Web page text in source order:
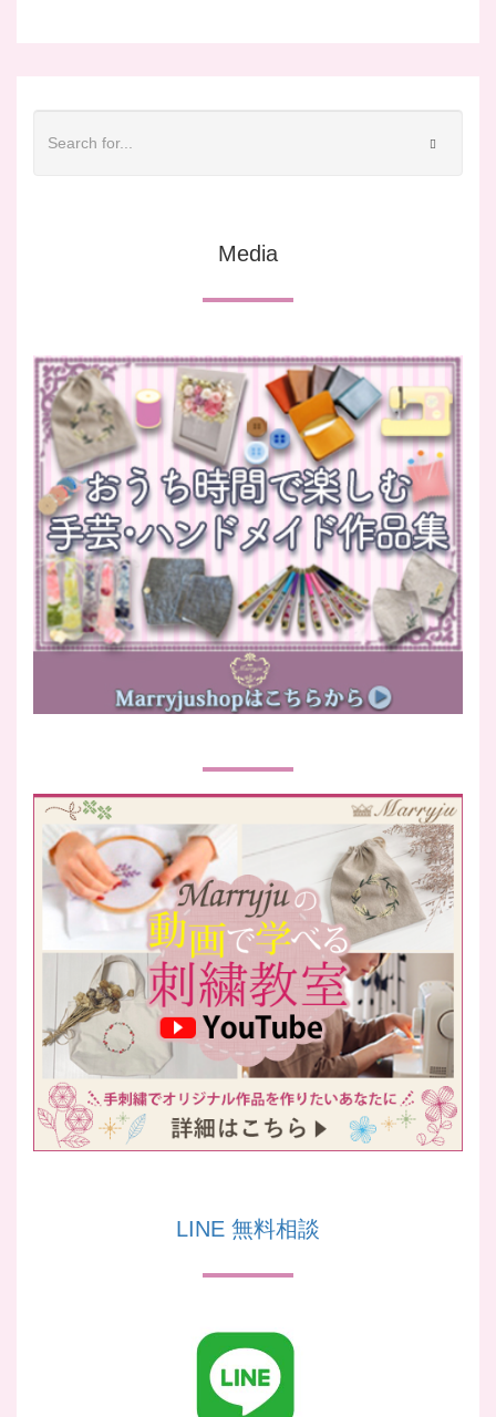
Media
LINE 無料相談